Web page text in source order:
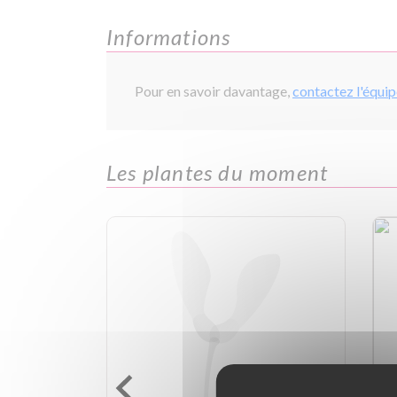
Informations
Pour en savoir davantage,contactez
Les plantes du moment